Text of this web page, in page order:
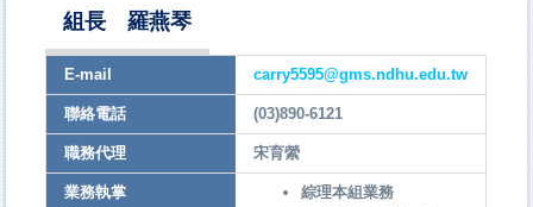
組長 羅燕琴
E-mail carry5595@gms.ndhu.edu.tw
聯絡電話 (03)890-6121
職務代理 宋育縈
業務執掌
綜理本組業務